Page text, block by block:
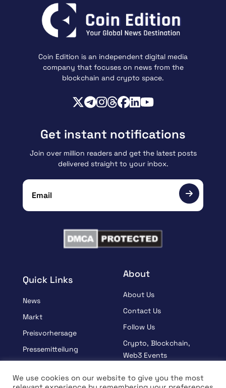
Coin Edition is an independent digital media
company that focuses on news from the
blockchain and crypto space.
Quick Links
News
Markt
Preisvorhersage
Pressemitteilung
Lernen
About
About Us
Contact Us
Follow Us
Crypto, Blockchain,
Web3 Events
Get instant notifications
Join over million readers and get the latest posts
delivered straight to your inbox.
We use cookies on our website to give you the most